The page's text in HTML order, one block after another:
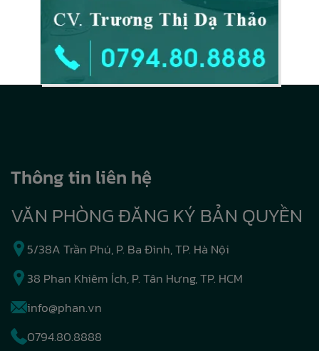
Thông tin liên hệ
VĂN PHÒNG ĐĂNG KÝ BẢN QUYỀN
5/38A Trần Phú, P. Ba Đình, TP. Hà Nội
38 Phan Khiêm Ích, P. Tân Hưng, TP. HCM
info@phan.vn
0794.80.8888